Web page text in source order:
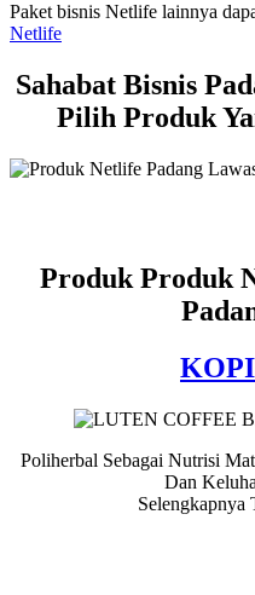
Paket bisnis Netlife lainnya
Netlife
Sahabat Bisnis
Pilih Produk
Produk Produk
Poliherbal Sebagai Nutrisi
Dan
Selengkapnya